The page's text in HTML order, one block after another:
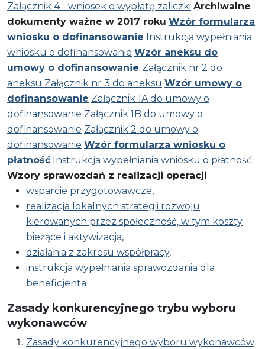
Załącznik 4 - wniosek o wypłatę zaliczki Archiwalne
dokumenty ważne w 2017 roku Wzór formularza
wniosku o dofinansowanie Instrukcja wypełniania
wniosku o dofinansowanie Wzór aneksu do
umowy o dofinansowanie Załącznik nr 2 do
aneksu Załącznik nr 3 do aneksu Wzór umowy o
dofinansowanie Załącznik 1A do umowy o
dofinansowanie Załącznik 1B do umowy o
dofinansowanie Załącznik 2 do umowy o
dofinansowanie Wzór formularza wniosku o
płatność Instrukcja wypełniania wniosku o płatność
Wzory sprawozdań z realizacji operacji
wsparcie przygotowawcze,
realizacja lokalnych strategii rozwoju
kierowanych przez społeczność, w tym koszty
bieżące i aktywizacja,
działania z zakresu współpracy,
instrukcja wypełniania sprawozdania dla
beneficjenta
Zasady konkurencyjnego trybu wyboru
wykonawców
Zasady konkurencyjnego wyboru wykonawców